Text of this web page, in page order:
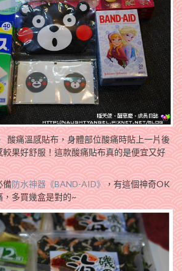
酸痛溫感貼布，身體部位酸痛時貼上一片後
果好舒服！這款酸痛貼布真的是便宜又好
備防水神器《BAND-AID》，有這個神奇OK
多買幾盒是對的~